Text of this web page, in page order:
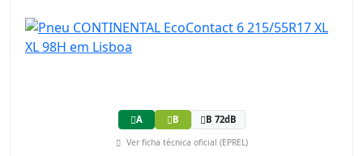
A B B 72dB
Ver ficha técnica oficial (EPREL)